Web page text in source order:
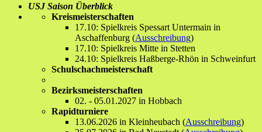
USJ Saison Überblick
Kreismeisterschaften
17.10: Spielkreis Spessart Untermain in
Aschaffenburg (Ausschreibung)
17.10: Spielkreis Mitte in Stetten
24.10: Spielkreis Haßberge-Rhön in Schweinfurt
Schulschachmeisterschaft
Bezirksmeisterschaften
02. - 05.01.2027 in Hobbach
Rapidturniere
13.06.2026 in Kleinheubach (Ausschreibung)